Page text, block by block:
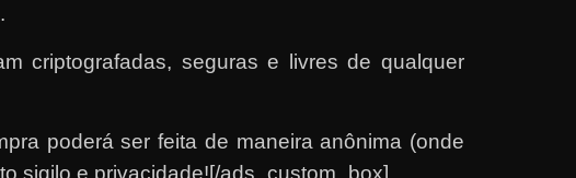
criptografadas, seguras e livres de qualquer
poderá ser feita de maneira anônima (onde
sigilo e privacidade![/ads_custom_box]